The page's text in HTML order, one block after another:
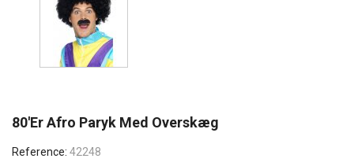
80'er Afro Paryk Med Overskæg
Reference: 42248